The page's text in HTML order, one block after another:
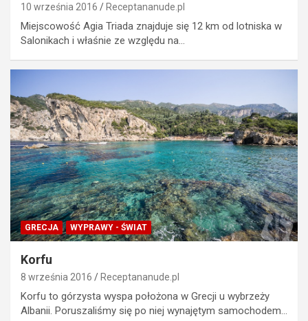
10 września 2016 Receptananude.pl
Miejscowość Agia Triada znajduje się 12 km od lotniska w
Salonikach i właśnie ze względu na…
GRECJA WYPRAWY - ŚWIAT
Korfu
8 września 2016 Receptananude.pl
Korfu to górzysta wyspa położona w Grecji u wybrzeży
Albanii. Poruszaliśmy się po niej wynajętym samochodem…